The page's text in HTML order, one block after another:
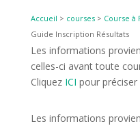
Accueil > courses> Course à
Guide Inscription Résultats
Les informations
celles-ci avant toute
Cliquez ICI pour
Les informations